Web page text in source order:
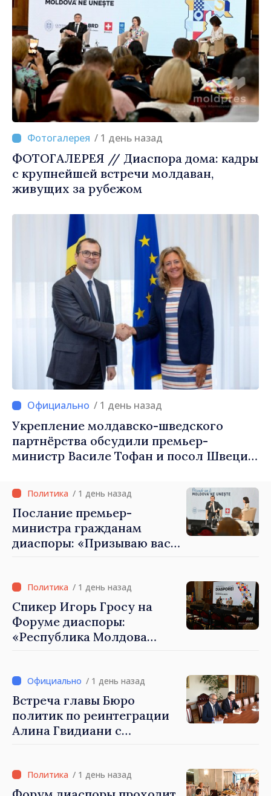
/ 1 день назад
ФОТОГАЛЕРЕЯ // Диаспора дома: кадры
с крупнейшей встречи молдаван,
живущих за рубежом
/ 1 день назад
Укрепление молдавско-шведского
партнёрства обсудили премьер-
министр Василе Тофан и посол Швеции
/ 1 день назад
Послание премьер-
министра гражданам
диаспоры: «Призываю вас
Молдова» / 1 день назад
Спикер Игорь Гросу на
Форуме диаспоры:
«Республика Молдова
и за рубежом, что
заслуживает стать частью
большой европейской
семьи»
/ 1 день назад
Встреча главы Бюро
политик по реинтеграции
Алина Гвидиани с
Красного Креста в
Молдове
/ 1 день назад